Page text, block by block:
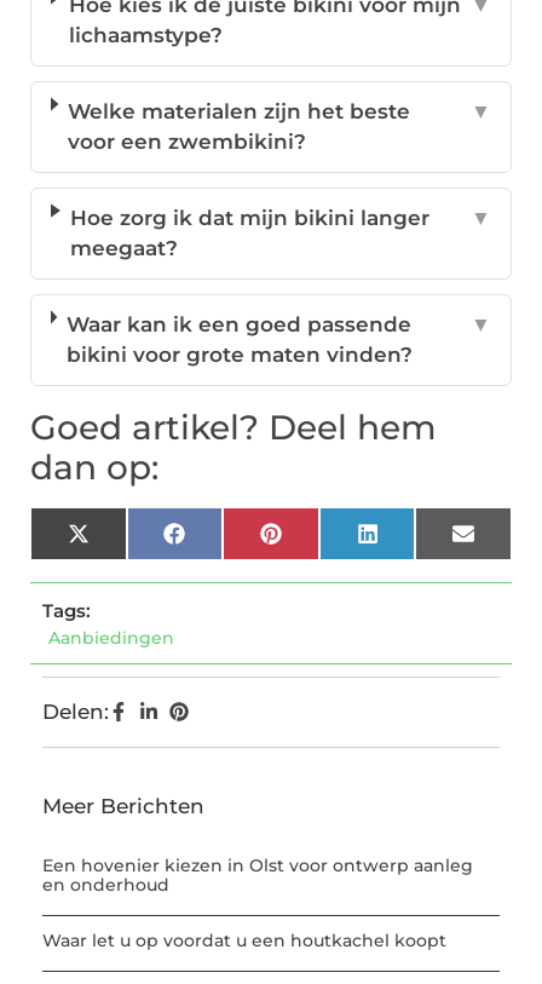
Hoe kies ik de juiste bikini voor mijn
lichaamstype?
▼
Welke materialen zijn het beste
voor een zwembikini?
▼
Hoe zorg ik dat mijn bikini langer
meegaat?
▼
Waar kan ik een goed passende
bikini voor grote maten vinden?
▼
Goed artikel? Deel hem
dan op:
X
(Twitter)
FacebookPinterestLinkedInEmail
Tags:
Aanbiedingen
Delen:
Meer Berichten
Een hovenier kiezen in Olst voor ontwerp aanleg
en onderhoud
Waar let u op voordat u een houtkachel koopt